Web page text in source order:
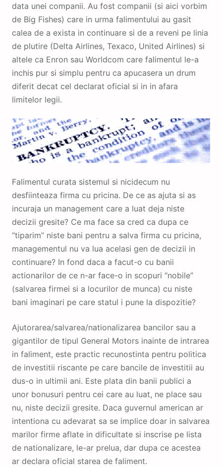
data unei companii. Au fost companii (si aici vorbim
de Big Fishes) care in urma falimentului au gasit
calea de a exista in continuare si de a reveni pe linia
de plutire (Delta Airlines, Texaco, United Airlines) si
altele ca Enron sau Worldcom care falimentul le-a
inchis pur si simplu pentru ca apucasera un drum
diferit decat cel declarat oficial si in in afara
limitelor legii.
Falimentul curata sistemul si nicidecum nu
desfiinteaza firma cu pricina. De ce as ajuta si as
incuraja un management care a luat deja niste
decizii gresite? Ce ma face sa cred ca dupa ce
“tiparim” niste bani pentru a salva firma cu pricina,
managementul nu va lua acelasi gen de decizii in
continuare? In fond daca a facut-o cu banii
actionarilor de ce n-ar face-o in scopuri “nobile”
(salvarea firmei si a locurilor de munca) cu niste
bani imaginari pe care statul i pune la dispozitie?
Ajutorarea/salvarea/nationalizarea bancilor sau a
gigantilor de tipul General Motors inainte de intrarea
in faliment, este practic recunostinta pentru politica
de investitii riscante pe care bancile de investitii au
dus-o in ultimii ani. Este plata din banii publici a
unor bonusuri pentru cei care au luat, ne place sau
nu, niste decizii gresite. Daca guvernul american ar
intentiona cu adevarat sa se implice doar in salvarea
marilor firme aflate in dificultate si inscrise pe lista
de nationalizare, le-ar prelua, dar dupa ce acestea
ar declara oficial starea de faliment.